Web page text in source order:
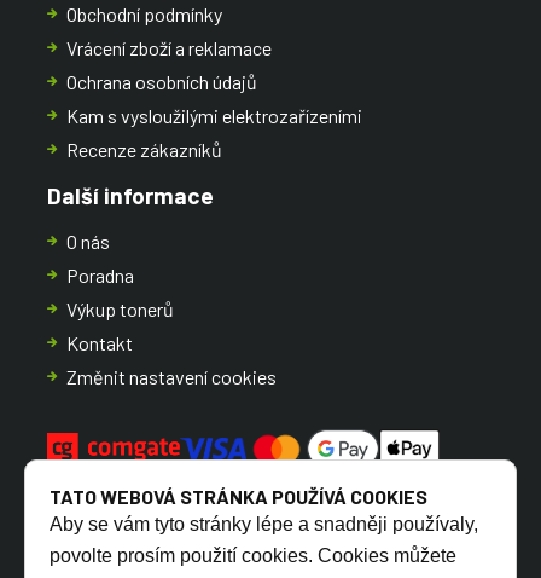
Obchodní podmínky
Vrácení zboží a reklamace
Ochrana osobních údajů
Kam s vysloužilými elektrozařízeními
Recenze zákazníků
Další informace
O nás
Poradna
Výkup tonerů
Kontakt
Změnit nastavení cookies
TATO WEBOVÁ STRÁNKA POUŽÍVÁ COOKIES
Aby se vám tyto stránky lépe a snadněji používaly,
povolte prosím použití cookies. Cookies můžete